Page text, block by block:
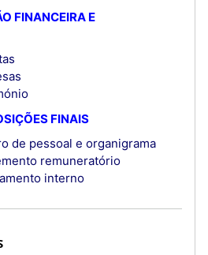
FINANCEIRA E
FINAIS
de pessoal e organigrama
remuneratório
interno